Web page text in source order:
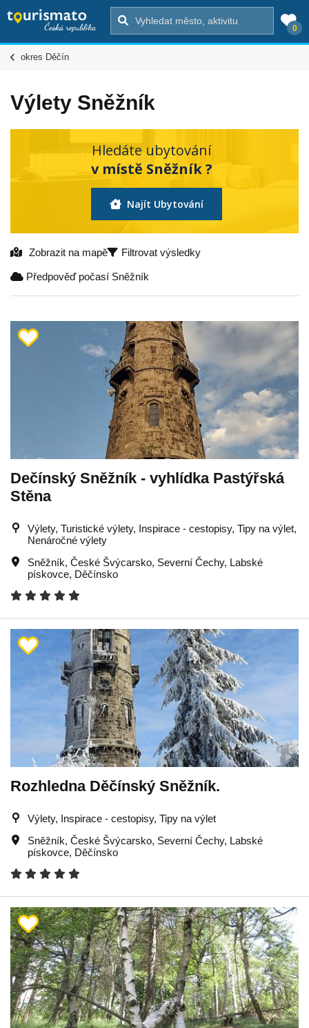
0
okres Děčín
Výlety Sněžník
Hledáte ubytování
v místě Sněžník ?
Najít Ubytování
Zobrazit na mapě Filtrovat výsledky
Předpověď počasí Sněžník
Dečínský Sněžník - vyhlídka Pastýřská
Stěna
Výlety, Turistické výlety, Inspirace - cestopisy, Tipy na výlet,
Nenáročné výlety
Sněžník, České Švýcarsko, Severní Čechy, Labské
pískovce, Děčínsko
Rozhledna Děčínský Sněžník.
Výlety, Inspirace - cestopisy, Tipy na výlet
Sněžník, České Švýcarsko, Severní Čechy, Labské
pískovce, Děčínsko